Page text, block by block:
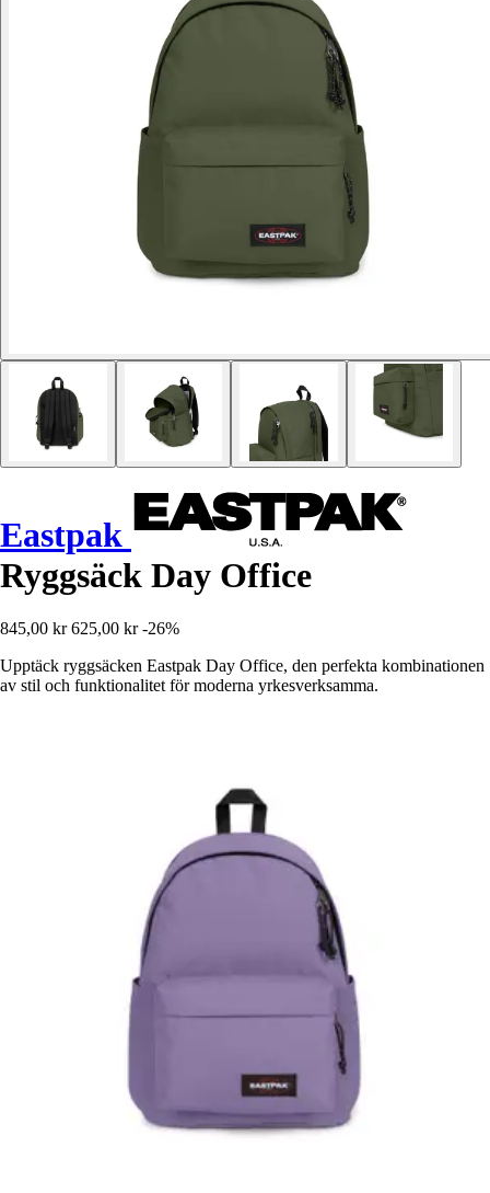
Eastpak
Ryggsäck Day Office
845,00 kr 625,00 kr -26%
Upptäck ryggsäcken Eastpak Day Office, den perfekta kombinationen
av stil och funktionalitet för moderna yrkesverksamma.